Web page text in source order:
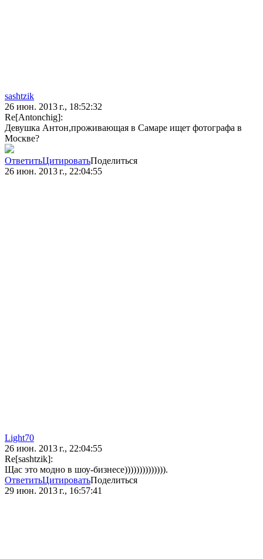
sashtzik
26 июн. 2013 г., 18:52:32
Re[Antonchig]:
Девушка Антон,проживающая в Самаре ищет фотографа в
Москве?
ОтветитьЦитироватьПоделиться
26 июн. 2013 г., 22:04:55
Light70
26 июн. 2013 г., 22:04:55
Re[sashtzik]:
Щас это модно в шоу-бизнесе)))))))))))))).
ОтветитьЦитироватьПоделиться
29 июн. 2013 г., 16:57:41